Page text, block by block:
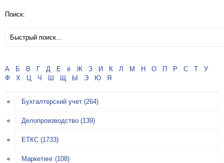
Поиск:
А Б В Г Д Е ё Ж З И К Л М Н О П Р С Т
У
Ф
Х Ц Ч Ш Щ Ы Э Ю Я
Бухгалтерский учет (264)
Делопроизводство (139)
ЕТКС (1733)
Маркетинг (108)